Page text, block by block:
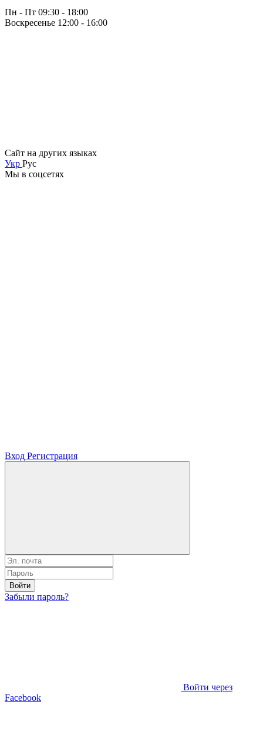
Пн - Пт 09:30 - 18:00
Воскресенье 12:00 - 16:00
Сайт на других языках
Укр Рус
Мы в соцсетях
Вход Регистрация
Войти
Забыли пароль?
Войти через
Facebook